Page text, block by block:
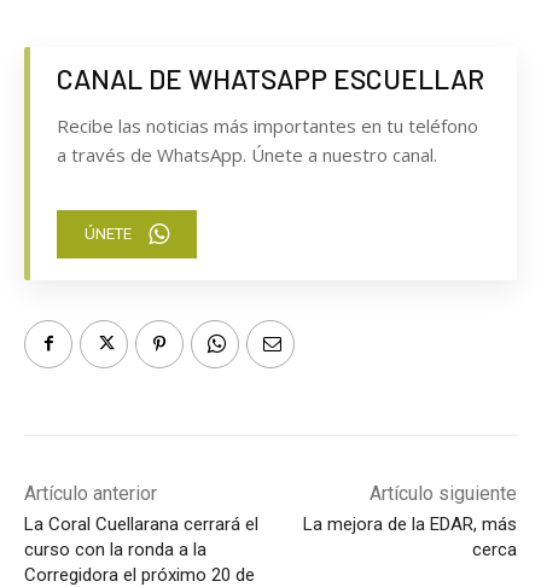
CANAL DE WHATSAPP ESCUELLAR
Recibe las noticias más importantes en tu teléfono
a través de WhatsApp. Únete a nuestro canal.
ÚNETE
Artículo anterior
La Coral Cuellarana cerrará el
curso con la ronda a la
Corregidora el próximo 20 de
Artículo siguiente
La mejora de la EDAR, más
cerca